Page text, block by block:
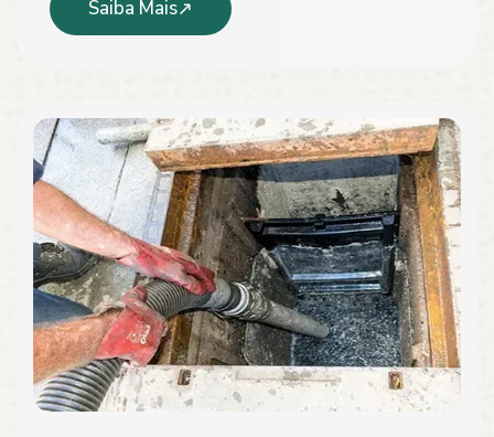
Saiba Mais